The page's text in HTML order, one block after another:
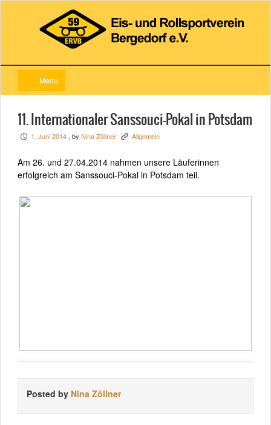
Menu
11. Internationaler Sanssouci-Pokal in Potsdam
P 1. Juni 2014 , by Nina Zöllner K Allgemein
Am 26. und 27.04.2014 nahmen unsere Läuferinnen
erfolgreich am Sanssouci-Pokal in Potsdam teil.
Posted by Nina Zöllner